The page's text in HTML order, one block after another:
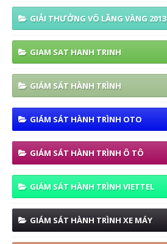
GIẢI THƯỞNG VÔ LĂNG VÀNG 2013
GIAM SAT HANH TRINH
GIÁM SÁT HÀNH TRÌNH
GIÁM SÁT HÀNH TRÌNH OTO
GIÁM SÁT HÀNH TRÌNH Ô TÔ
GIÁM SÁT HÀNH TRÌNH VIETTEL
GIÁM SÁT HÀNH TRÌNH XE MÁY